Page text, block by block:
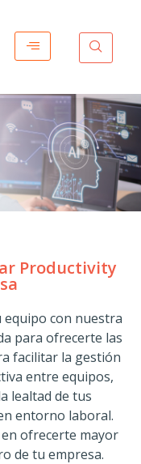
tu equipo
Productivity
equipo con nuestra
para ofrecerte las
facilitar la gestión
entre equipos,
lealtad de tus
entorno laboral.
ofrecerte mayor
de tu empresa.